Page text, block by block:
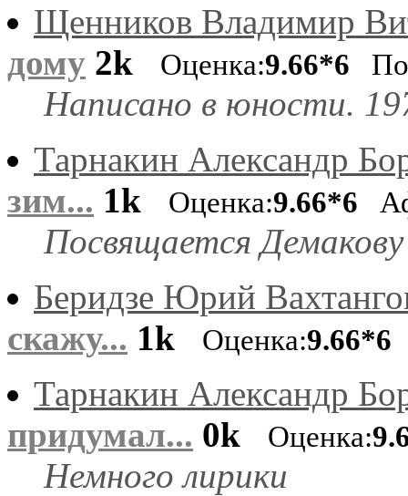
Щенников Владимир
дому 2k Оценка:9.66*6
Написано в юности.
Тарнакин Александр
зим... 1k Оценка:9.66*6
Посвящается Демакову
Беридзе Юрий
скажу... 1k Оценка:9.66*6
Тарнакин Александр
придумал... 0k Оценка:
Немного лирики